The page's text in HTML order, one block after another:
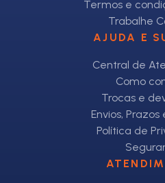
Termos e
Trabalhe
AJUDA E
Central de
Como
Trocas e
Envios,
Política de